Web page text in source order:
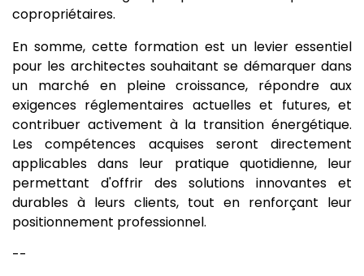
copropriétaires.
En somme, cette formation est un levier essentiel
pour les architectes souhaitant se démarquer dans
un marché en pleine croissance, répondre aux
exigences réglementaires actuelles et futures, et
contribuer activement à la transition énergétique.
Les compétences acquises seront directement
applicables dans leur pratique quotidienne, leur
permettant d'offrir des solutions innovantes et
durables à leurs clients, tout en renforçant leur
positionnement professionnel.
--